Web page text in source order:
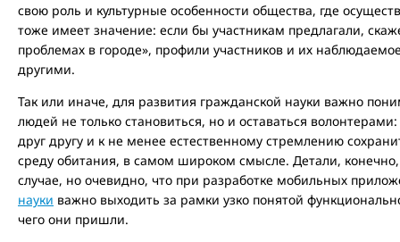
свою роль и культурные особенности общества, где
тоже имеет значение: если бы участникам предлагали,
проблемах в городе», профили участников и их
другими.
Так или иначе, для развития гражданской науки важно
людей не только становиться, но и оставаться
друг другу и к не менее естественному стремлению
среду обитания, в самом широком смысле. Детали,
случае, но очевидно, что при разработке мобильных
науки важно выходить за рамки узко понятой
чего они пришли.